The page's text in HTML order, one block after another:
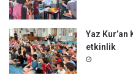
Yaz
etkinlik